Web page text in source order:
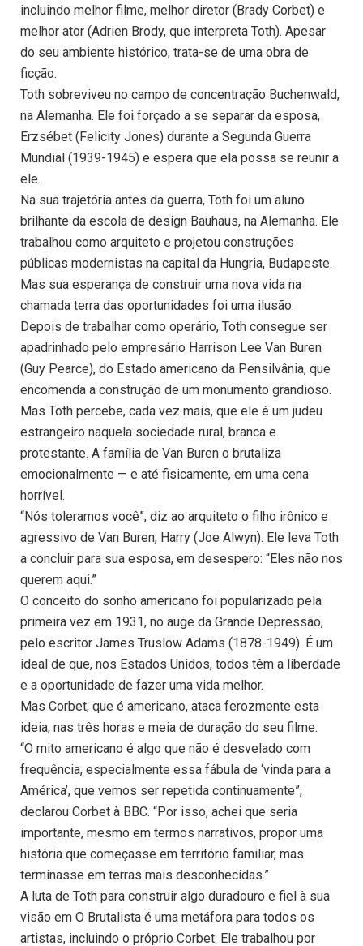
incluindo melhor filme, melhor diretor (Brady Corbet) e
melhor ator (Adrien Brody, que interpreta Toth). Apesar
do seu ambiente histórico, trata-se de uma obra de
ficção.
Toth sobreviveu no campo de concentração Buchenwald,
na Alemanha. Ele foi forçado a se separar da esposa,
Erzsébet (Felicity Jones) durante a Segunda Guerra
Mundial (1939-1945) e espera que ela possa se reunir a
ele.
Na sua trajetória antes da guerra, Toth foi um aluno
brilhante da escola de design Bauhaus, na Alemanha. Ele
trabalhou como arquiteto e projetou construções
públicas modernistas na capital da Hungria, Budapeste.
Mas sua esperança de construir uma nova vida na
chamada terra das oportunidades foi uma ilusão.
Depois de trabalhar como operário, Toth consegue ser
apadrinhado pelo empresário Harrison Lee Van Buren
(Guy Pearce), do Estado americano da Pensilvânia, que
encomenda a construção de um monumento grandioso.
Mas Toth percebe, cada vez mais, que ele é um judeu
estrangeiro naquela sociedade rural, branca e
protestante. A família de Van Buren o brutaliza
emocionalmente — e até fisicamente, em uma cena
horrível.
“Nós toleramos você”, diz ao arquiteto o filho irônico e
agressivo de Van Buren, Harry (Joe Alwyn). Ele leva Toth
a concluir para sua esposa, em desespero: “Eles não nos
querem aqui.”
O conceito do sonho americano foi popularizado pela
primeira vez em 1931, no auge da Grande Depressão,
pelo escritor James Truslow Adams (1878-1949). É um
ideal de que, nos Estados Unidos, todos têm a liberdade
e a oportunidade de fazer uma vida melhor.
Mas Corbet, que é americano, ataca ferozmente esta
ideia, nas três horas e meia de duração do seu filme.
“O mito americano é algo que não é desvelado com
frequência, especialmente essa fábula de ‘vinda para a
América’, que vemos ser repetida continuamente”,
declarou Corbet à BBC. “Por isso, achei que seria
importante, mesmo em termos narrativos, propor uma
história que começasse em território familiar, mas
terminasse em terras mais desconhecidas.”
A luta de Toth para construir algo duradouro e fiel à sua
visão em O Brutalista é uma metáfora para todos os
artistas, incluindo o próprio Corbet. Ele trabalhou por